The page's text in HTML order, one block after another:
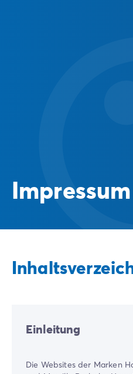
Impressum
Einleitung
Die Websites der Marken